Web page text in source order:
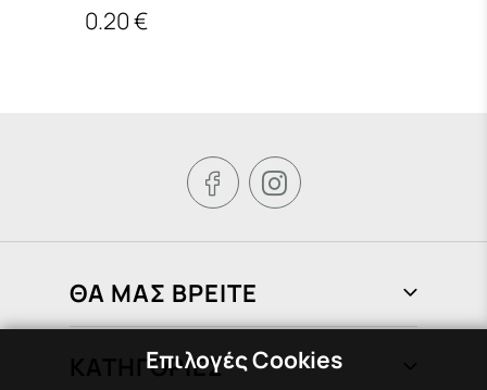
0.20 €
 
ΘΑ ΜΑΣ ΒΡΕΙΤΕ
ΚΑΤΗΓΟΡΙΕΣ
Επιλογές Cookies